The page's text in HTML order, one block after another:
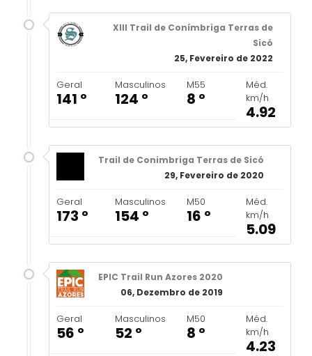
XIII Trail de Conímbriga Terras de
Sicó
25, Fevereiro de 2022
Geral
141 º
Masculinos
124 º
M55
8 º
Méd.
km/h
4.92
Trail de Conimbriga Terras de Sicó
29, Fevereiro de 2020
Geral
173 º
Masculinos
154 º
M50
16 º
Méd.
km/h
5.09
EPIC Trail Run Azores 2020
06, Dezembro de 2019
Geral
56 º
Masculinos
52 º
M50
8 º
Méd.
km/h
4.23